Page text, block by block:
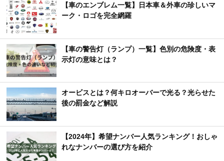
【車のエンブレム一覧】日本車＆外車の珍しいマ
ーク・ロゴを完全網羅
【車の警告灯（ランプ）一覧】色別の危険度・表
示灯の意味とは？
オービスとは？何キロオーバーで光る？光らせた
後の罰金など解説
【2024年】希望ナンバー人気ランキング！おしゃ
れなナンバーの選び方を紹介